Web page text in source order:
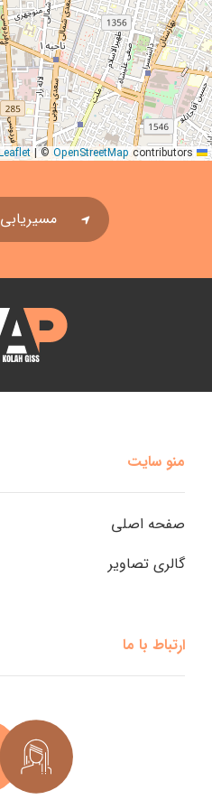
منو سایت
صفحه اصلی
گالری تصاویر
ارتباط با ما
|© OpenStreetMapcontributors
مسیریابی